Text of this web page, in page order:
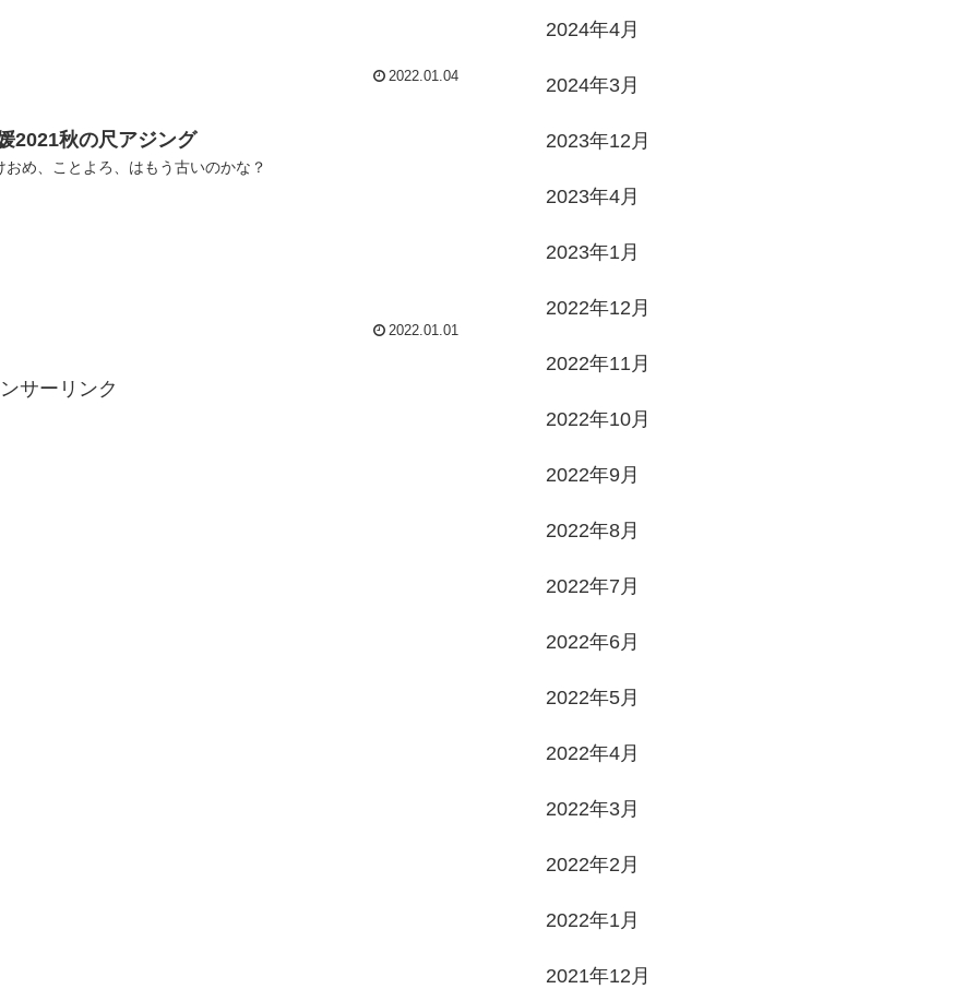
2022.01.04
2021秋の尺アジング
おめ、ことよろ、はもう古いのかな？
2022.01.01
サーリンク
2024年4月
2024年3月
2023年12月
2023年4月
2023年1月
2022年12月
2022年11月
2022年10月
2022年9月
2022年8月
2022年7月
2022年6月
2022年5月
2022年4月
2022年3月
2022年2月
2022年1月
2021年12月